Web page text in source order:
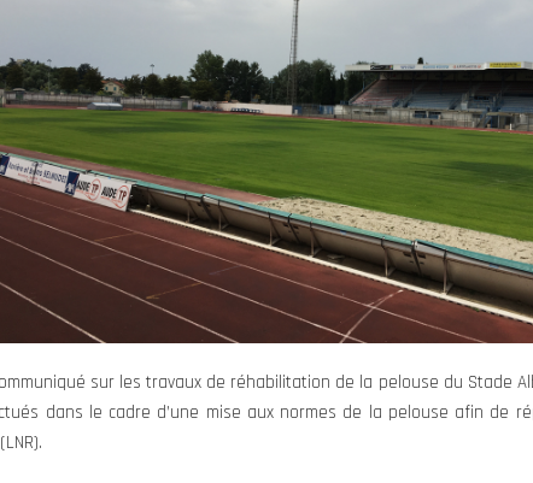
sur les travaux de réhabilitation de la pelouse du Stade
dans le cadre d’une mise aux normes de la pelouse afin de